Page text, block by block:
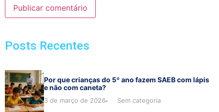
Posts Recentes
Por que crianças do 5º ano fazem SAEB com lápis
e não com caneta?
3 de março de 2026 Sem categoria